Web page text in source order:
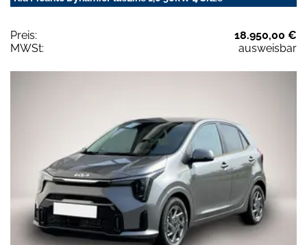
Preis:
18.950,00 €
MWSt:
ausweisbar